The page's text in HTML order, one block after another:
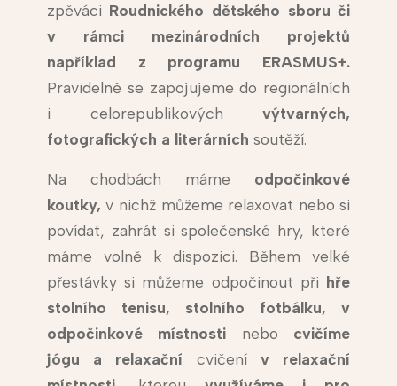
zpěváci Roudnického dětského sboru či
v rámci mezinárodních projektů
například z programu ERASMUS+.
Pravidelně se zapojujeme do regionálních
i celorepublikovýchvýtvarných,
fotografických a literárních soutěží.
Na chodbách máme odpočinkové
koutky, v nichž můžeme relaxovat nebo si
povídat, zahrát si společenské hry, které
máme volně k dispozici. Během velké
přestávky si můžeme odpočinout při hře
stolního tenisu, stolního fotbálku, v
odpočinkové místnosti nebo cvičíme
jógu a relaxační cvičenív relaxační